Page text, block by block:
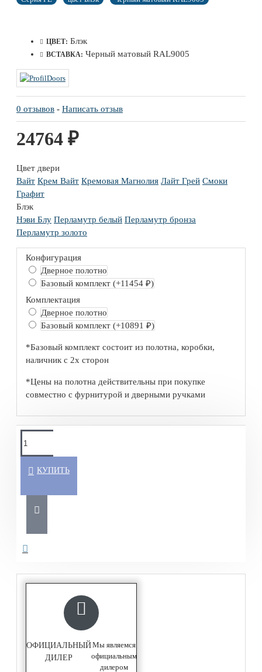
ЦВЕТ: Блэк
ВСТАВКА: Черный матовый RAL9005
0 отзывов - Написать отзыв
24764 ₽
Цвет двери
Вайт Крем Вайт Кремовая Магнолия Лайт Грей Смоки
Графит
Блэк
Нэви Блу Перламутр белый Перламутр бронза
Перламутр золото
Конфигурация
Дверное полотно
Базовый комплект (+11454 ₽)
Комплектация
Дверное полотно
Базовый комплект (+10891 ₽)
*Базовый комплект состоит из полотна, коробки,
наличник с 2х сторон
*Цены на полотна действительны при покупке
совместно с фурнитурой и дверными ручками
КУПИТЬ
ОФИЦИАЛЬНЫЙ
ДИЛЕР
Мы являемся
официальным
дилером